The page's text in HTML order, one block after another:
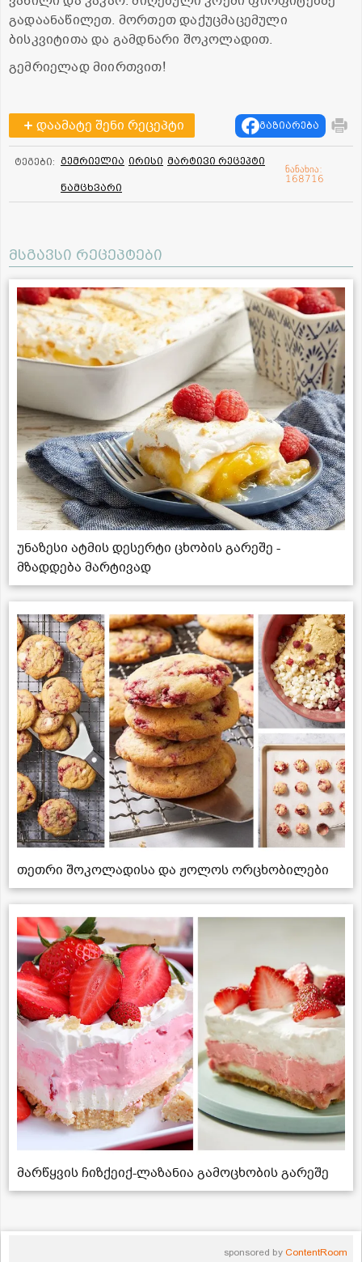
გადაანაწილეთ. მორთეთ დაქუცმაცემული
ბისკვიტითა და გამდნარი შოკოლადით.
გემრიელად მიირთვით!
დაამატე შენი რეცეპტი გაზიარება
ტეგები: გემრიელია ირისი მარტივი რეცეპტი
ნამცხვარი
ნანახია:
168716
მსგავსი რეცეპტები
უნაზესი ატმის დესერტი ცხობის გარეშე -
მზადდება მარტივად
თეთრი შოკოლადისა და ჟოლოს ორცხობილები
მარწყვის ჩიზქეიქ-ლაზანია გამოცხობის გარეშე
sponsored by ContentRoom